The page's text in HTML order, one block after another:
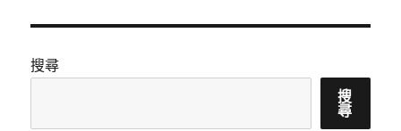
搜尋
搜
尋